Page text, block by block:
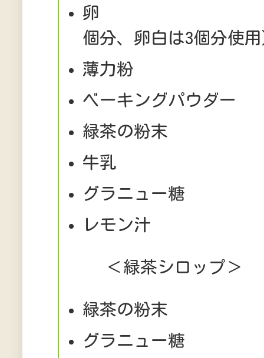
卵 3個（
個分、卵白は3個分使
薄力粉 大
ベーキングパウダ
緑茶の粉末
牛乳 大
グラニュー糖
レモン汁
＜緑茶シロップ＞
緑茶の粉末
グラニュー糖